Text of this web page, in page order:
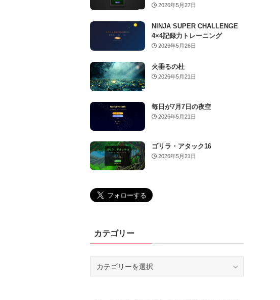
2026年5月27日
NINJA SUPER CHALLENGE
4×4記録力トレーニング
2026年5月26日
火垂るの杜
2026年5月21日
毎日が7月7日の夜空
2026年5月21日
ゴリラ・アタック16
2026年5月21日
カテゴリー